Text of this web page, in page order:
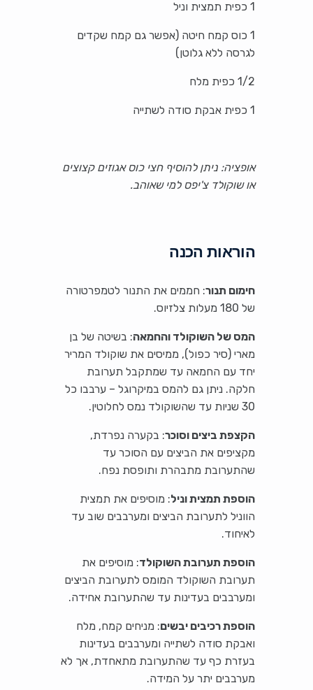
1 כפית תמצית וניל
1 כוס קמח חיטה (אפשר גם קמח שקדים
לגרסה ללא גלוטן)
1/2 כפית מלח
1 כפית אבקת סודה לשתייה
אופציה: ניתן להוסיף חצי כוס אגוזים קצוצים
או שוקולד צ'יפס למי שאוהב.
הוראות הכנה
חימום תנור: חממים את התנור לטמפרטורה
של 180 מעלות צלזיוס.
המס של השוקולד והחמאה: בשיטה של בן
מארי (סיר כפול), ממיסים את שוקולד המריר
יחד עם החמאה עד שמתקבל תערובת
חלקה. ניתן גם להמס במיקרוגל – ערבבו כל
30 שניות עד שהשוקולד נמס לחלוטין.
הקצפת ביצים וסוכר: בקערה נפרדת,
מקציפים את הביצים עם הסוכר עד
שהתערובת מתבהרת ותופסת נפח.
הוספת תמצית וניל: מוסיפים את תמצית
הווניל לתערובת הביצים ומערבבים שוב עד
לאיחוד.
הוספת תערובת השוקולד: מוסיפים את
תערובת השוקולד המומס לתערובת הביצים
ומערבבים בעדינות עד שהתערובת אחידה.
הוספת רכיבים יבשים: מניחים קמח, מלח
ואבקת סודה לשתייה ומערבבים בעדינות
בעזרת כף עד שהתערובת מתאחדת, אך לא
מערבבים יתר על המידה.